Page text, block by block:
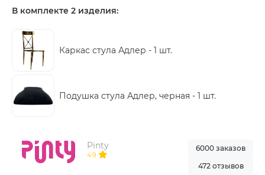
В комплекте 2 изделия:
Каркас стула Адлер - 1 шт.
Подушка стула Адлер, черная - 1 шт.
Pinty
4.9
6000 заказов
472 отзывов